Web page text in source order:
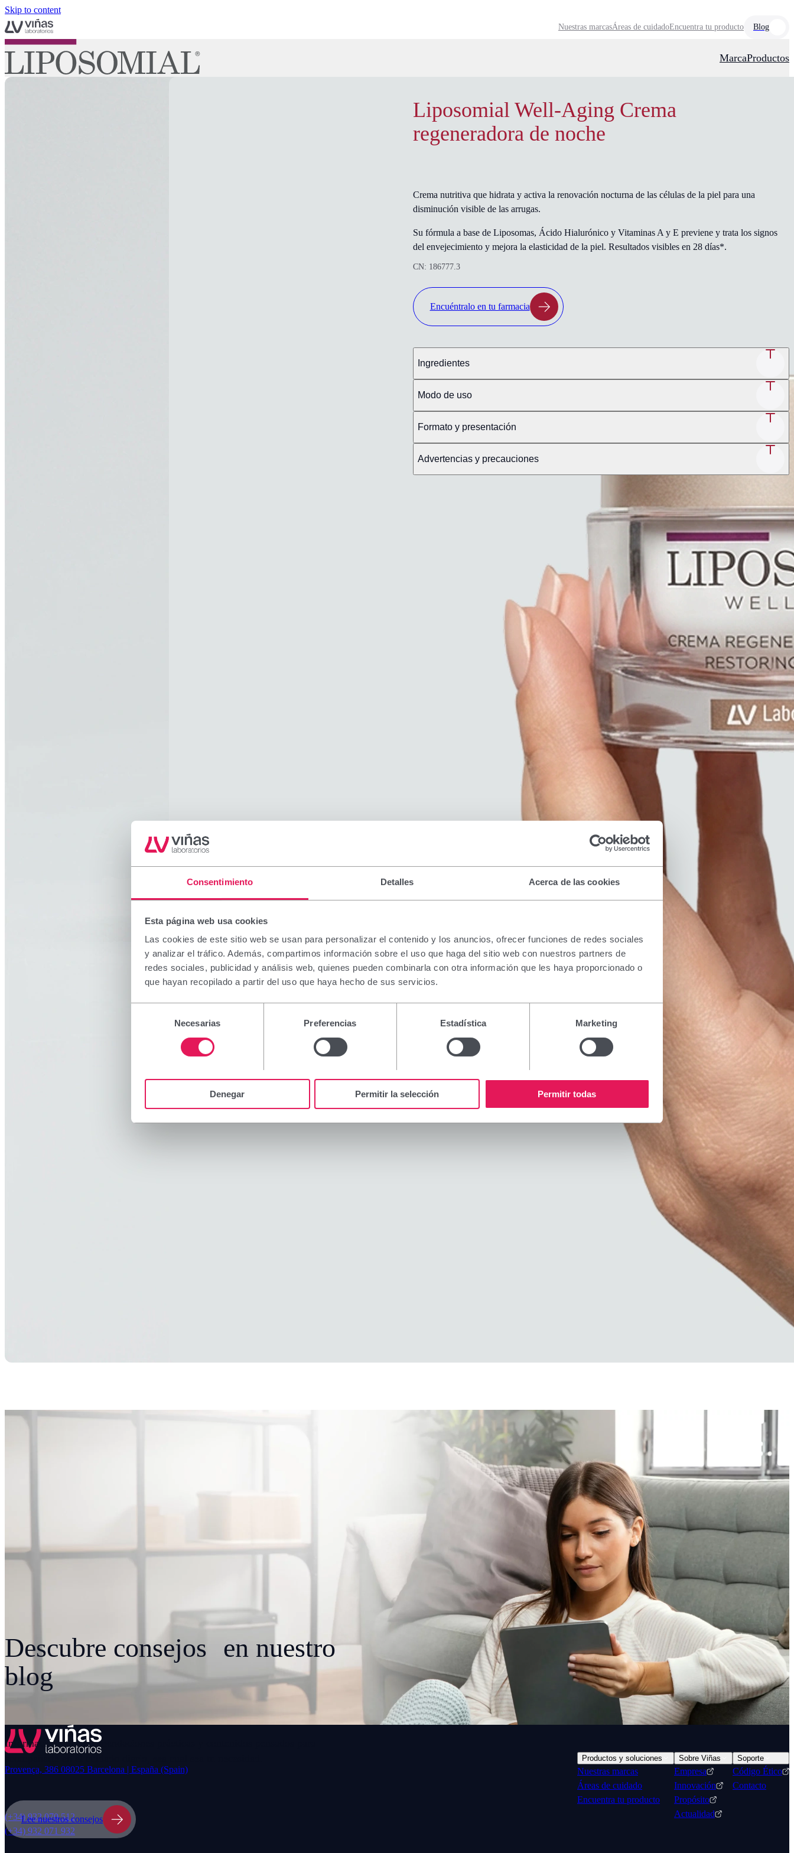
Consentimiento Detalles Acerca de las cookies
Esta página web usa cookies
Las cookies de este sitio web se usan para personalizar el contenido y los anuncios, ofrecer funciones de redes sociales
y analizar el tráfico. Además, compartimos información sobre el uso que haga del sitio web con nuestros partners de
redes sociales, publicidad y análisis web, quienes pueden combinarla con otra información que les haya proporcionado o
que hayan recopilado a partir del uso que haya hecho de sus servicios.
consentimiento
Necesarias Preferencias Estadística Marketing
Denegar Permitir la selección Permitir todas
Skip to content
Nuestras marcasÁreas de cuidadoEncuentra tu producto Blog
MarcaProductos
Liposomial Well-Aging Crema
regeneradora de noche
Crema nutritiva que hidrata y activa la renovación nocturna de las células de la piel para una
disminución visible de las arrugas.
Su fórmula a base de Liposomas, Ácido Hialurónico y Vitaminas A y E previene y trata los signos
del envejecimiento y mejora la elasticidad de la piel. Resultados visibles en 28 días*.
CN: 186777.3
Encuéntralo en tu farmacia
Ingredientes
Modo de uso
Formato y presentación
Advertencias y precauciones
Descubre consejos en nuestro
blog
Información útil, recomendaciones prácticas y contenidos pensados para
Lee nuestros consejos
Provença, 386 08025 Barcelona | España (Spain)
(+34) 932 070 512
(+34) 932 071 932
Productos y soluciones
Nuestras marcas
Áreas de cuidado
Encuentra tu producto
Sobre Viñas
Empresa
Innovación
Propósito
Actualidad
Soporte
Código Ético
Contacto